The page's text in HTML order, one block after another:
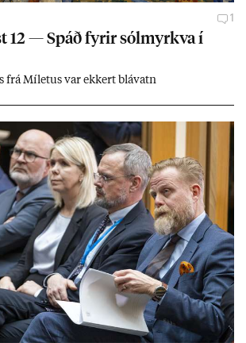
1
12 — Spáð fyr­ir sól­myrkva í
frá Míletus var ekk­ert blá­vatn